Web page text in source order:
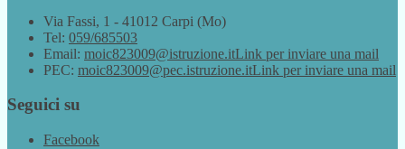
Via Fassi, 1 - 41012 Carpi (Mo)
Tel: 059/685503
Email: moic823009@istruzione.itLink per inviare una mail
PEC: moic823009@pec.istruzione.itLink per inviare una mail
Seguici su
Facebook